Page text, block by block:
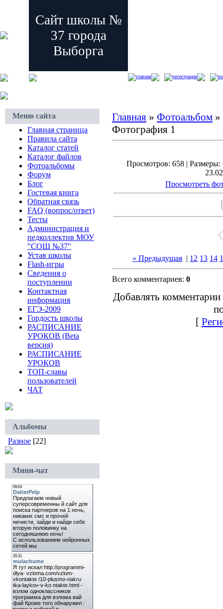
Сайт школы №
37 города
Выборга
главная регистрация
Меню сайта
Главная страница
Правила сайта
Каталог статей
Каталог файлов
Фотоальбомы
Форум
Блог
Гостевая книга
Обратная связь
FAQ (вопрос/ответ)
Тесты
Администрация и
педколлектив МОУ
"СОШ №37"
Устав школы
Flash-игры
Сведения о
поступлении
Контактная
информация
ЕГЭ-2009
Гордость школы
РАСПИСАНИЕ
УРОКОВ (Beta
версия)
РАСПИСАНИЕ
УРОКОВ
ТОП-славы
пользователей
ЧАТ
Альбомы
Разное [22]
Мини-чат
Главная » Фотоальбом »
Фотография 1
Просмотров: 658 |
Просмотреть
« Предыдущая | 12 13 14
Всего комментариев: 0
Добавлять комментарии
[